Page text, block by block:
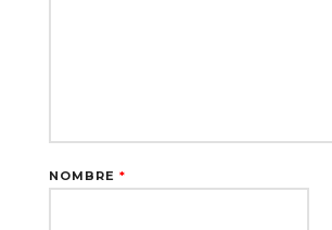
NOMBRE *